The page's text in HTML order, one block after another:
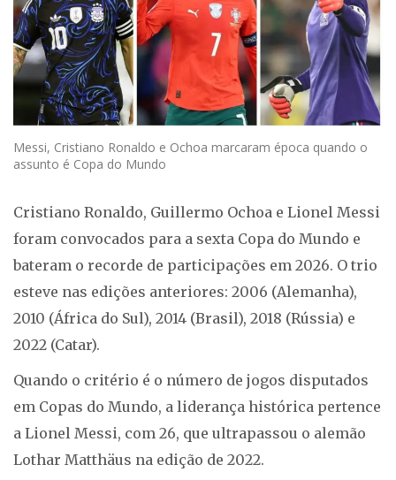
Messi, Cristiano Ronaldo e Ochoa marcaram época quando o
assunto é Copa do Mundo
Cristiano Ronaldo, Guillermo Ochoa e Lionel Messi
foram convocados para a sexta Copa do Mundo e
bateram o recorde de participações em 2026. O trio
esteve nas edições anteriores: 2006 (Alemanha),
2010 (África do Sul), 2014 (Brasil), 2018 (Rússia) e
2022 (Catar).
Quando o critério é o número de jogos disputados
em Copas do Mundo, a liderança histórica pertence
a Lionel Messi, com 26, que ultrapassou o alemão
Lothar Matthäus na edição de 2022.